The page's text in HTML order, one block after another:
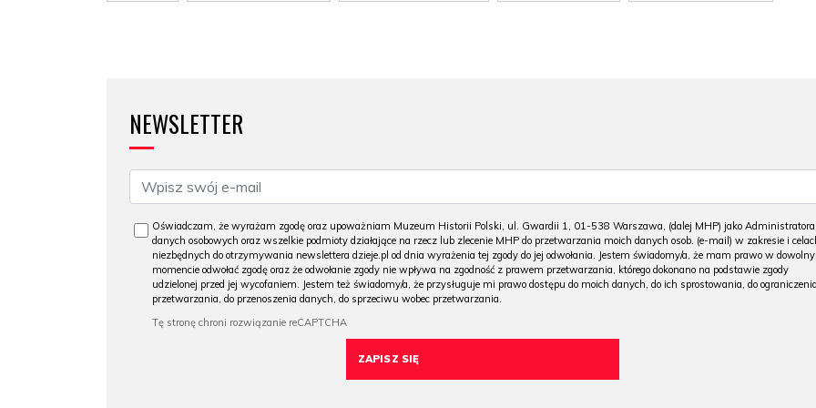
NEWSLETTER
Oświadczam, że wyrażam zgodę oraz upoważniam Muzeum Historii Polski, ul. Gwardii 1, 01-538 Warszawa, (dalej MHP) jako Administratora
danych osobowych oraz wszelkie podmioty działające na rzecz lub zlecenie MHP do przetwarzania moich danych osob. (e-mail) w zakresie i
niezbędnych do otrzymywania newslettera dzieje.pl od dnia wyrażenia tej zgody do jej odwołania. Jestem świadomy/a, że mam prawo w
momencie odwołać zgodę oraz że odwołanie zgody nie wpływa na zgodność z prawem przetwarzania, którego dokonano na podstawie zgody
udzielonej przed jej wycofaniem. Jestem też świadomy/a, że przysługuje mi prawo dostępu do moich danych, do ich sprostowania, do ograniczenia
przetwarzania, do przenoszenia danych, do sprzeciwu wobec przetwarzania.